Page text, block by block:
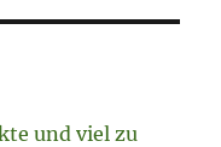
und viel zu